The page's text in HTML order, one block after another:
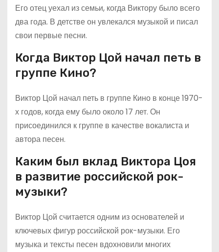
Его отец уехал из семьи, когда Виктору было всего
два года. В детстве он увлекался музыкой и писал
свои первые песни.
Когда Виктор Цой начал петь в
группе Кино?
Виктор Цой начал петь в группе Кино в конце 1970-
х годов, когда ему было около 17 лет. Он
присоединился к группе в качестве вокалиста и
автора песен.
Каким был вклад Виктора Цоя
в развитие российской рок-
музыки?
Виктор Цой считается одним из основателей и
ключевых фигур российской рок-музыки. Его
музыка и тексты песен вдохновили многих